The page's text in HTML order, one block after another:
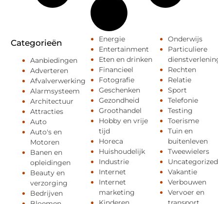
Categorieën
Aanbiedingen
Adverteren
Afvalverwerking
Alarmsysteem
Architectuur
Attracties
Auto
Auto's en
Motoren
Banen en
opleidingen
Beauty en
verzorging
Bedrijven
Energie
Entertainment
Eten en drinken
Financieel
Fotografie
Geschenken
Gezondheid
Groothandel
Hobby en vrije
tijd
Horeca
Huishoudelijk
Industrie
Internet
Internet
marketing
Onderwijs
Particuliere
Rechten
Relatie
Sport
Telefonie
Testing
Toerisme
Tuin en
buitenleven
Tweewielers
Uncategorized
Vakantie
Verbouwen
Vervoer en